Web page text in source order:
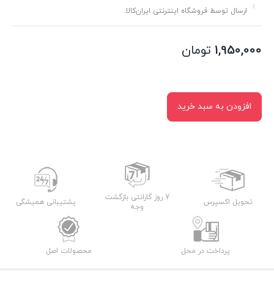
ارسال توسط فروشگاه اینترنتی ایران‌کالا.
1,950,000 تومان
افزودن به سبد خرید
تحویل اکسپرس
7 روز گارانتی بازگشت
وجه
پشتیبانی همیشگی
پرداخت در محل محصولات اصل